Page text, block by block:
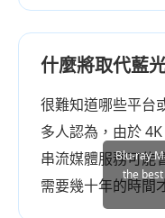
什麼將取代藍
很難知道哪些平台
多人認為，由於
串流媒體服務可能
需要幾十年的時間
Blu-ray
the